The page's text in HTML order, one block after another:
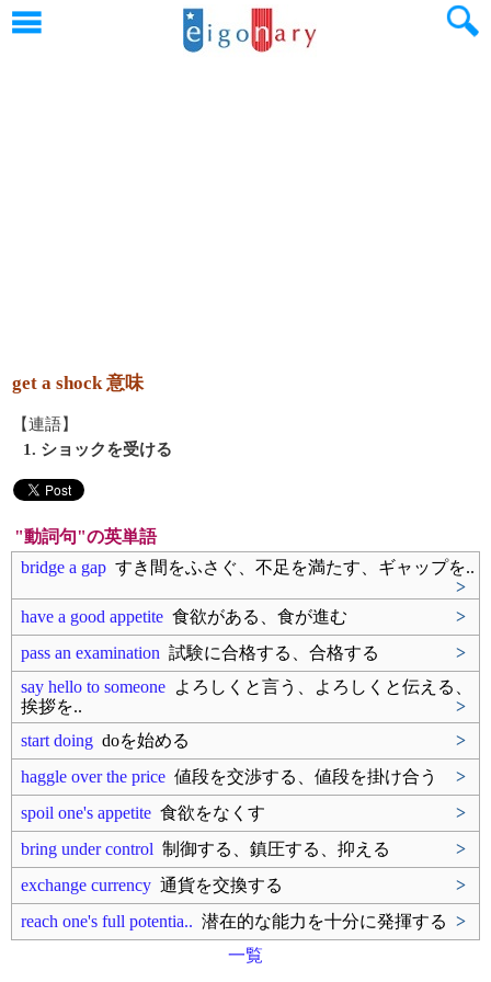
get a shock 意味
【連語】
1. ショックを受ける
"動詞句"の英単語
bridge a gap すき間をふさぐ、不足を満たす、ギャップを..
>
have a good appetite 食欲がある、食が進む
>
pass an examination 試験に合格する、合格する
>
say hello to someone よろしくと言う、よろしくと伝える、
挨拶を..
>
start doing doを始める
>
haggle over the price 値段を交渉する、値段を掛け合う
>
spoil one's appetite 食欲をなくす
>
bring under control 制御する、鎮圧する、抑える
>
exchange currency 通貨を交換する
>
reach one's full potentia.. 潜在的な能力を十分に発揮する >
一覧